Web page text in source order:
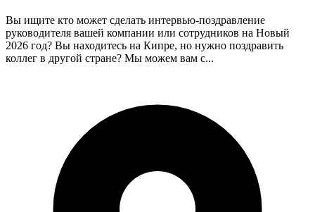
Вы ищите кто может сделать интервью-поздравление
руководителя вашей компании или сотрудников на Новый
2026 год? Вы находитесь на Кипре, но нужно поздравить
коллег в другой стране? Мы можем вам с...